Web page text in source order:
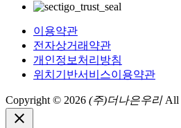
이용약관
전자상거래약관
개인정보처리방침
위치기반서비스이용약관
Copyright © 2026 (주)더나은우리All
close